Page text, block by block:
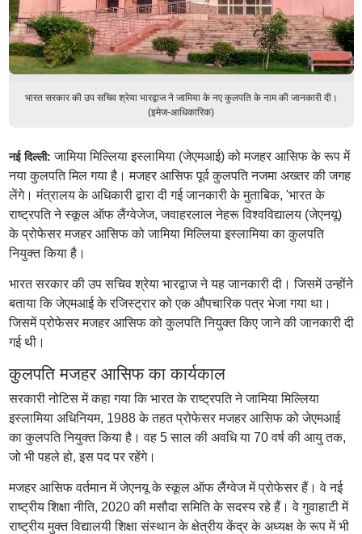
भारत सरकार की उप सचिव श्रेया भारद्वाज ने जामिया के नए कुलपति के नाम की जानकारी दी।
(इमेज-आधिकारिक)
नई दिल्ली:जामिया मिल्लिया इस्लामिया (जेएमआई) को मजहर आसिफ के रूप में
नया कुलपति मिल गया है। मजहर आसिफ पूर्व कुलपति नजमा अख्तर की जगह
लेंगे। मंत्रालय के अधिकारी द्वारा दी गई जानकारी के मुताबिक, 'भारत के
राष्ट्रपति ने स्कूल ऑफ लैंग्वेजेज, जवाहरलाल नेहरू विश्वविद्यालय (जेएनयू)
के प्रोफेसर मजहर आसिफ को जामिया मिल्लिया इस्लामिया का कुलपति
नियुक्त किया है।
भारत सरकार की उप सचिव श्रेया भारद्वाज ने यह जानकारी दी। जिसमें उन्होंने
बताया कि जेएमआई के रजिस्ट्रार को एक औपचारिक पत्र भेजा गया था।
जिसमें प्रोफेसर मजहर आसिफ को कुलपति नियुक्त किए जाने की जानकारी दी
गई थी।
कुलपति मजहर आसिफ का कार्यकाल
सरकारी नोटिस में कहा गया कि भारत के राष्ट्रपति ने जामिया मिल्लिया
इस्लामिया अधिनियम, 1988 के तहत प्रोफेसर मजहर आसिफ को जेएमआई
का कुलपति नियुक्त किया है। वह 5 साल की अवधि या 70 वर्ष की आयु तक,
जो भी पहले हो, इस पद पर रहेंगे।
मजहर आसिफ वर्तमान में जेएनयू के स्कूल ऑफ लैंग्वेज में प्रोफेसर हैं। वे नई
राष्ट्रीय शिक्षा नीति, 2020 की मसौदा समिति के सदस्य रहे हैं। वे गुवाहाटी में
राष्ट्रीय मुक्त विद्यालयी शिक्षा संस्थान के क्षेत्रीय केंद्र के अध्यक्ष के रूप में भी